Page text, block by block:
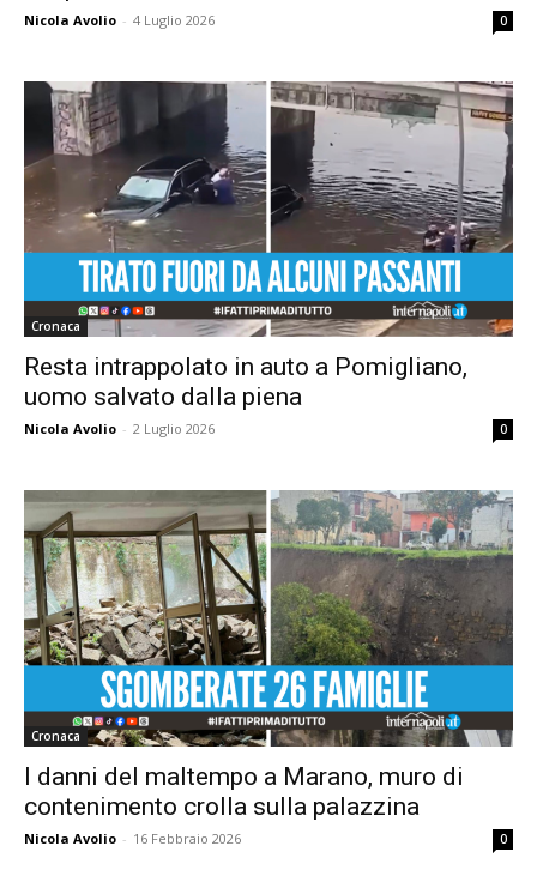
Nicola Avolio - 4 Luglio 2026 0
Cronaca
Resta intrappolato in auto a Pomigliano,
uomo salvato dalla piena
Nicola Avolio - 2 Luglio 2026 0
Cronaca
I danni del maltempo a Marano, muro di
contenimento crolla sulla palazzina
Nicola Avolio - 16 Febbraio 2026 0